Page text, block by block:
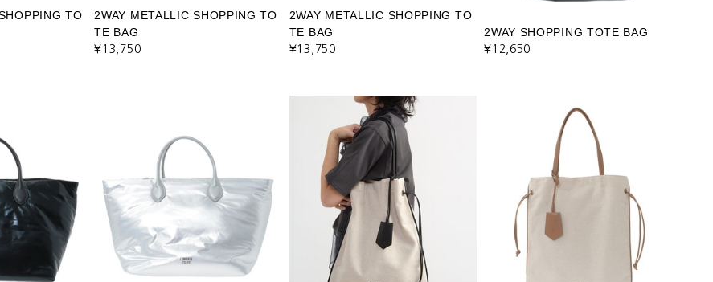
TO
2WAY METALLIC SHOPPING TO
TE BAG
¥13,750
2WAY METALLIC SHOPPING TO
TE BAG
¥13,750
2WAY SHOPPING TOTE BAG
¥12,650